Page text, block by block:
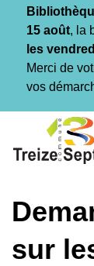
15 août, la
les
Merci de
vos
contenu
pied
sur